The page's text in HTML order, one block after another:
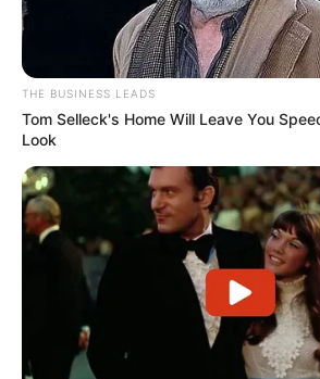
THE BUSINESS LEADS
Tom Selleck's Home Will Leave You
Look